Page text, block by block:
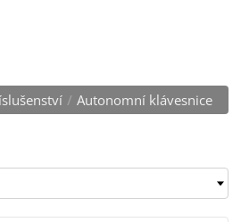
/ Autonomní klávesnice